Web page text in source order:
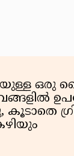
ഒരു